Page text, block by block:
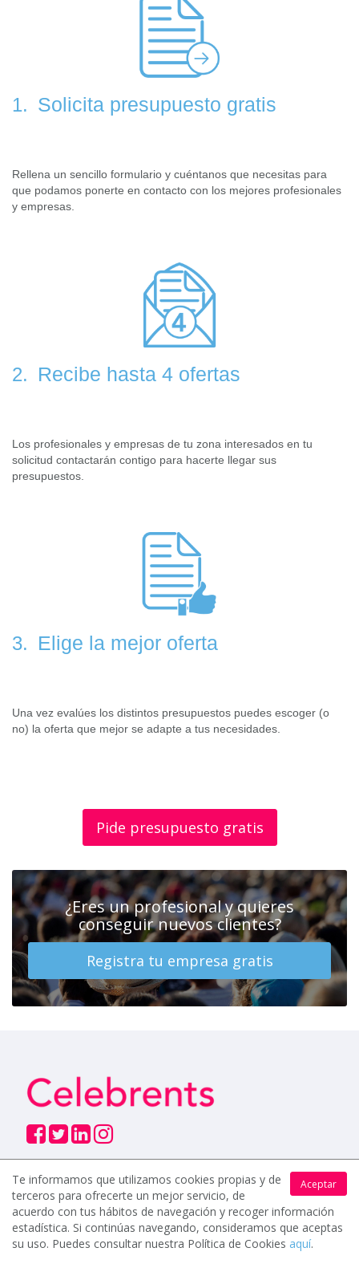
1. Solicita presupuesto gratis
Rellena un sencillo formulario y cuéntanos que necesitas para
que podamos ponerte en contacto con los mejores profesionales
y empresas.
2. Recibe hasta 4 ofertas
Los profesionales y empresas de tu zona interesados en tu
solicitud contactarán contigo para hacerte llegar sus
presupuestos.
3. Elige la mejor oferta
Una vez evalúes los distintos presupuestos puedes escoger (o
no) la oferta que mejor se adapte a tus necesidades.
Pide presupuesto gratis
¿Eres un profesional y quieres
conseguir nuevos clientes?
Registra tu empresa gratis
USUARIOS
Cómo funciona
Preguntas frecuentes
Aceptar
Te informamos que utilizamos cookies propias y de
terceros para ofrecerte un mejor servicio, de
acuerdo con tus hábitos de navegación y recoger información
estadística. Si continúas navegando, consideramos que aceptas
su uso. Puedes consultar nuestra Política de Cookies aquí.